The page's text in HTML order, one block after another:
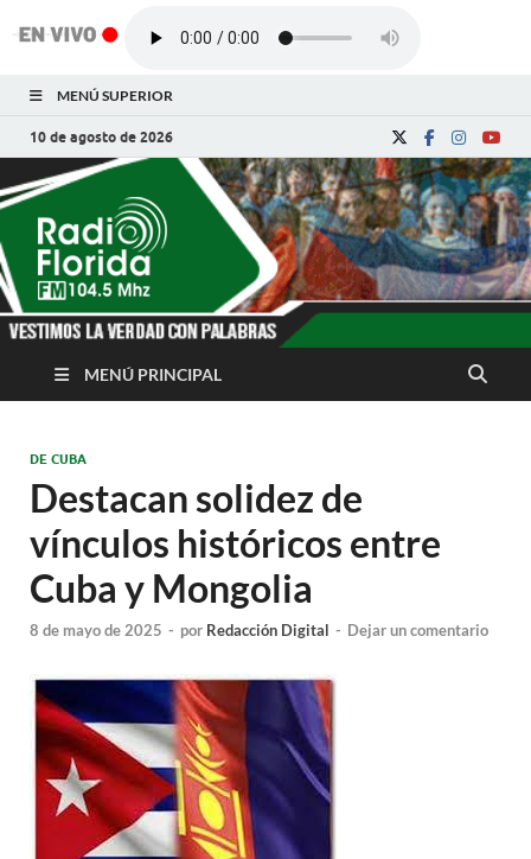
MENÚ SUPERIOR
10 de agosto de 2026
Radio Florida de
Cuba
Noticias y Actualidades de Florida, Camagüey,
MENÚ PRINCIPAL
DE CUBA
Destacan solidez de
vínculos históricos entre
Cuba y Mongolia
8 de mayo de 2025 - por Redacción Digital - Dejar un comentario